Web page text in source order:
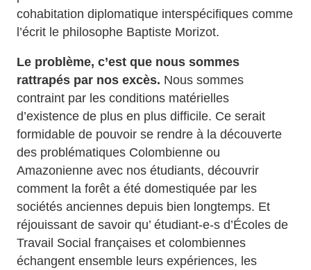
cohabitation diplomatique interspécifiques comme
l’écrit le philosophe Baptiste Morizot.
Le problème, c’est que nous sommes
rattrapés par nos excès. Nous sommes
contraint par les conditions matérielles
d’existence de plus en plus difficile. Ce serait
formidable de pouvoir se rendre à la découverte
des problématiques Colombienne ou
Amazonienne avec nos étudiants, découvrir
comment la forêt a été domestiquée par les
sociétés anciennes depuis bien longtemps. Et
réjouissant de savoir qu’ étudiant-e-s d’Écoles de
Travail Social françaises et colombiennes
échangent ensemble leurs expériences, les